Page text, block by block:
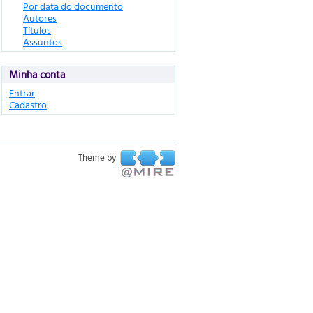
Por data do documento
Autores
Títulos
Assuntos
Minha conta
Entrar
Cadastro
Theme by